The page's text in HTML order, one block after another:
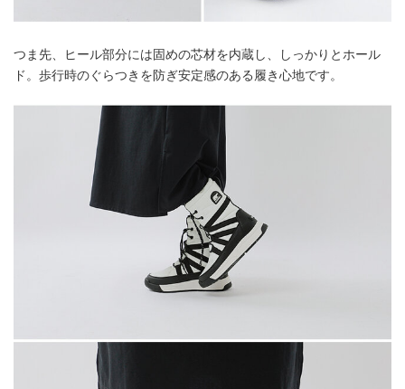
つま先、ヒール部分には固めの芯材を内蔵し、しっかりとホール
ド。歩行時のぐらつきを防ぎ安定感のある履き心地です。